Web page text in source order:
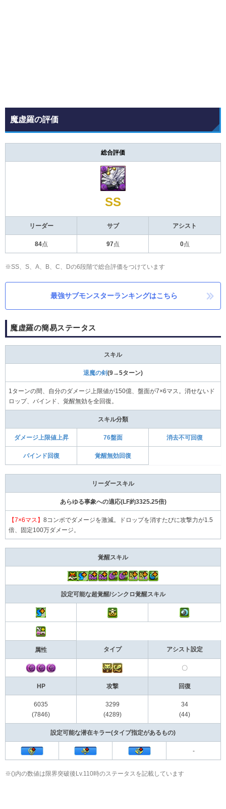
魔虚羅の評価
総合評価
SS
リーダー サブ アシスト
84点 97点 0点
※SS、S、A、B、C、Dの6段階で総合評価をつけています
最強サブモンスターランキングはこちら
魔虚羅の簡易ステータス
スキル
退魔の剣(9→5ターン)
1ターンの間、自分のダメージ上限値が150億、盤面が7×6マス。消せないド
ロップ、バインド、覚醒無効を全回復。
スキル分類
ダメージ上限値上昇 76盤面 消去不可回復
バインド回復 覚醒無効回復
リーダースキル
あらゆる事象への適応(LF約3325.25倍)
【7×6マス】 8コンボでダメージを激減。ドロップを消すたびに攻撃力が1.5
倍、固定100万ダメージ。
覚醒スキル
設定可能な超覚醒/シンクロ覚醒スキル
属性 タイプ アシスト設定
〇
HP 攻撃 回復
6035
(7846)
3299
(4289)
34
(44)
設定可能な潜在キラー(タイプ指定があるもの)
-
※()内の数値は限界突破後Lv.110時のステータスを記載しています